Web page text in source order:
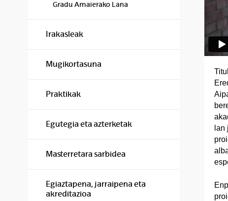
Gradu Amaierako Lana
Irakasleak
Mugikortasuna
Praktikak
Egutegia eta azterketak
Masterretara sarbidea
Egiaztapena, jarraipena eta
akreditazioa
lan